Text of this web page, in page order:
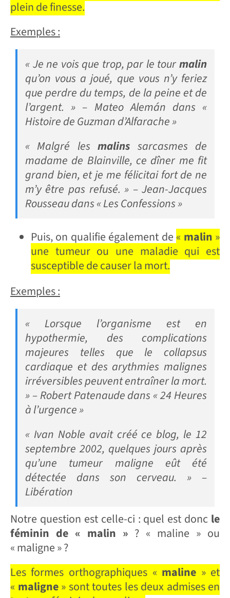
plein de finesse.
Exemples :
« Je ne vois que trop, par le tourmalin
qu’on vous a joué, que vous n’y feriez
que perdre du temps, de la peine et de
l’argent. » – Mateo Alemán dans «
Histoire de Guzman d’Alfarache »
« Malgré lesmalins sarcasmes de
madame de Blainville, ce dîner me fit
grand bien, et je me félicitai fort de ne
m’y être pas refusé. » – Jean-Jacques
Rousseau dans « Les Confessions »
Puis, on qualifie également de « malin »
une tumeur ou une maladie qui est
susceptible de causer la mort.
Exemples :
« Lorsque l’organisme est en
hypothermie, des complications
majeures telles que le collapsus
cardiaque et des arythmies malignes
irréversibles peuvent entraîner la mort.
» – Robert Patenaude dans « 24 Heures
à l’urgence »
« Ivan Noble avait créé ce blog, le 12
septembre 2002, quelques jours après
qu’une tumeur maligne eût été
détectée dans son cerveau. » –
Libération
Notre question est celle-ci : quel est donc le
féminin de « malin » ? « maline » ou
« maligne » ?
Les formes orthographiques « maline » et
« maligne» sont toutes les deux admises en